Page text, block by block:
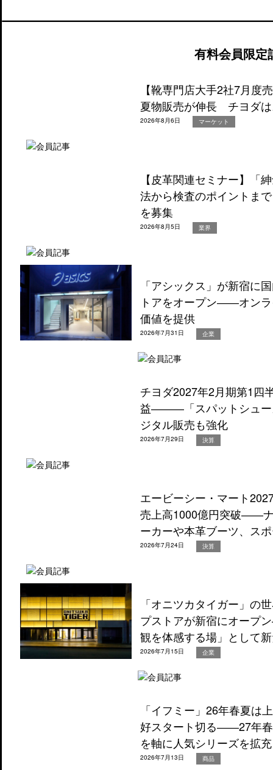
有料会員限定
【靴専門店大手2社7月度
夏物販売が伸長 チヨダ
2026年8月6日 マーケット
【皮革関連セミナー】「
法から検査のポイントま
を募集
2026年8月5日 業界
「アシックス」が新宿に
トアをオープン――オン
価値を提供
2026年7月31日 企業
チヨダ2027年2月期第1四
益―――「スパットシュー
ジタル販売も強化
2026年7月29日 決算
エービーシー・マート
売上高1000億円突破――
ーカーや本革ブーツ、ス
2026年7月24日 決算
「オニツカタイガー」の
プストアが新宿にオープ
観を体感する場」として
2026年7月15日 企業
「イフミー」26年春夏は
好スタート切る――27年
を軸に人気シリーズを拡充
2026年7月13日 商品